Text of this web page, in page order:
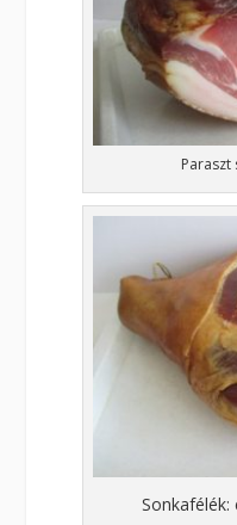
Paraszt
Sonkafélék: